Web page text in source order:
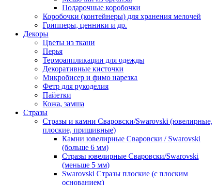
Подарочные коробочки
Коробочки (контейнеры) для хранения мелочей
Грипперы, ценники и др.
Декоры
Цветы из ткани
Перья
Термоаппликации для одежды
Декоративные кисточки
Микробисер и фимо нарезка
Фетр для рукоделия
Пайетки
Кожа, замша
Стразы
Стразы и камни Сваровски/Swarovski (ювелирные,
плоские, пришивные)
Камни ювелирные Сваровски / Swarovski
(больше 6 мм)
Стразы ювелирные Сваровски/Swarovski
(меньше 5 мм)
Swarovski Стразы плоские (с плоским
основанием)